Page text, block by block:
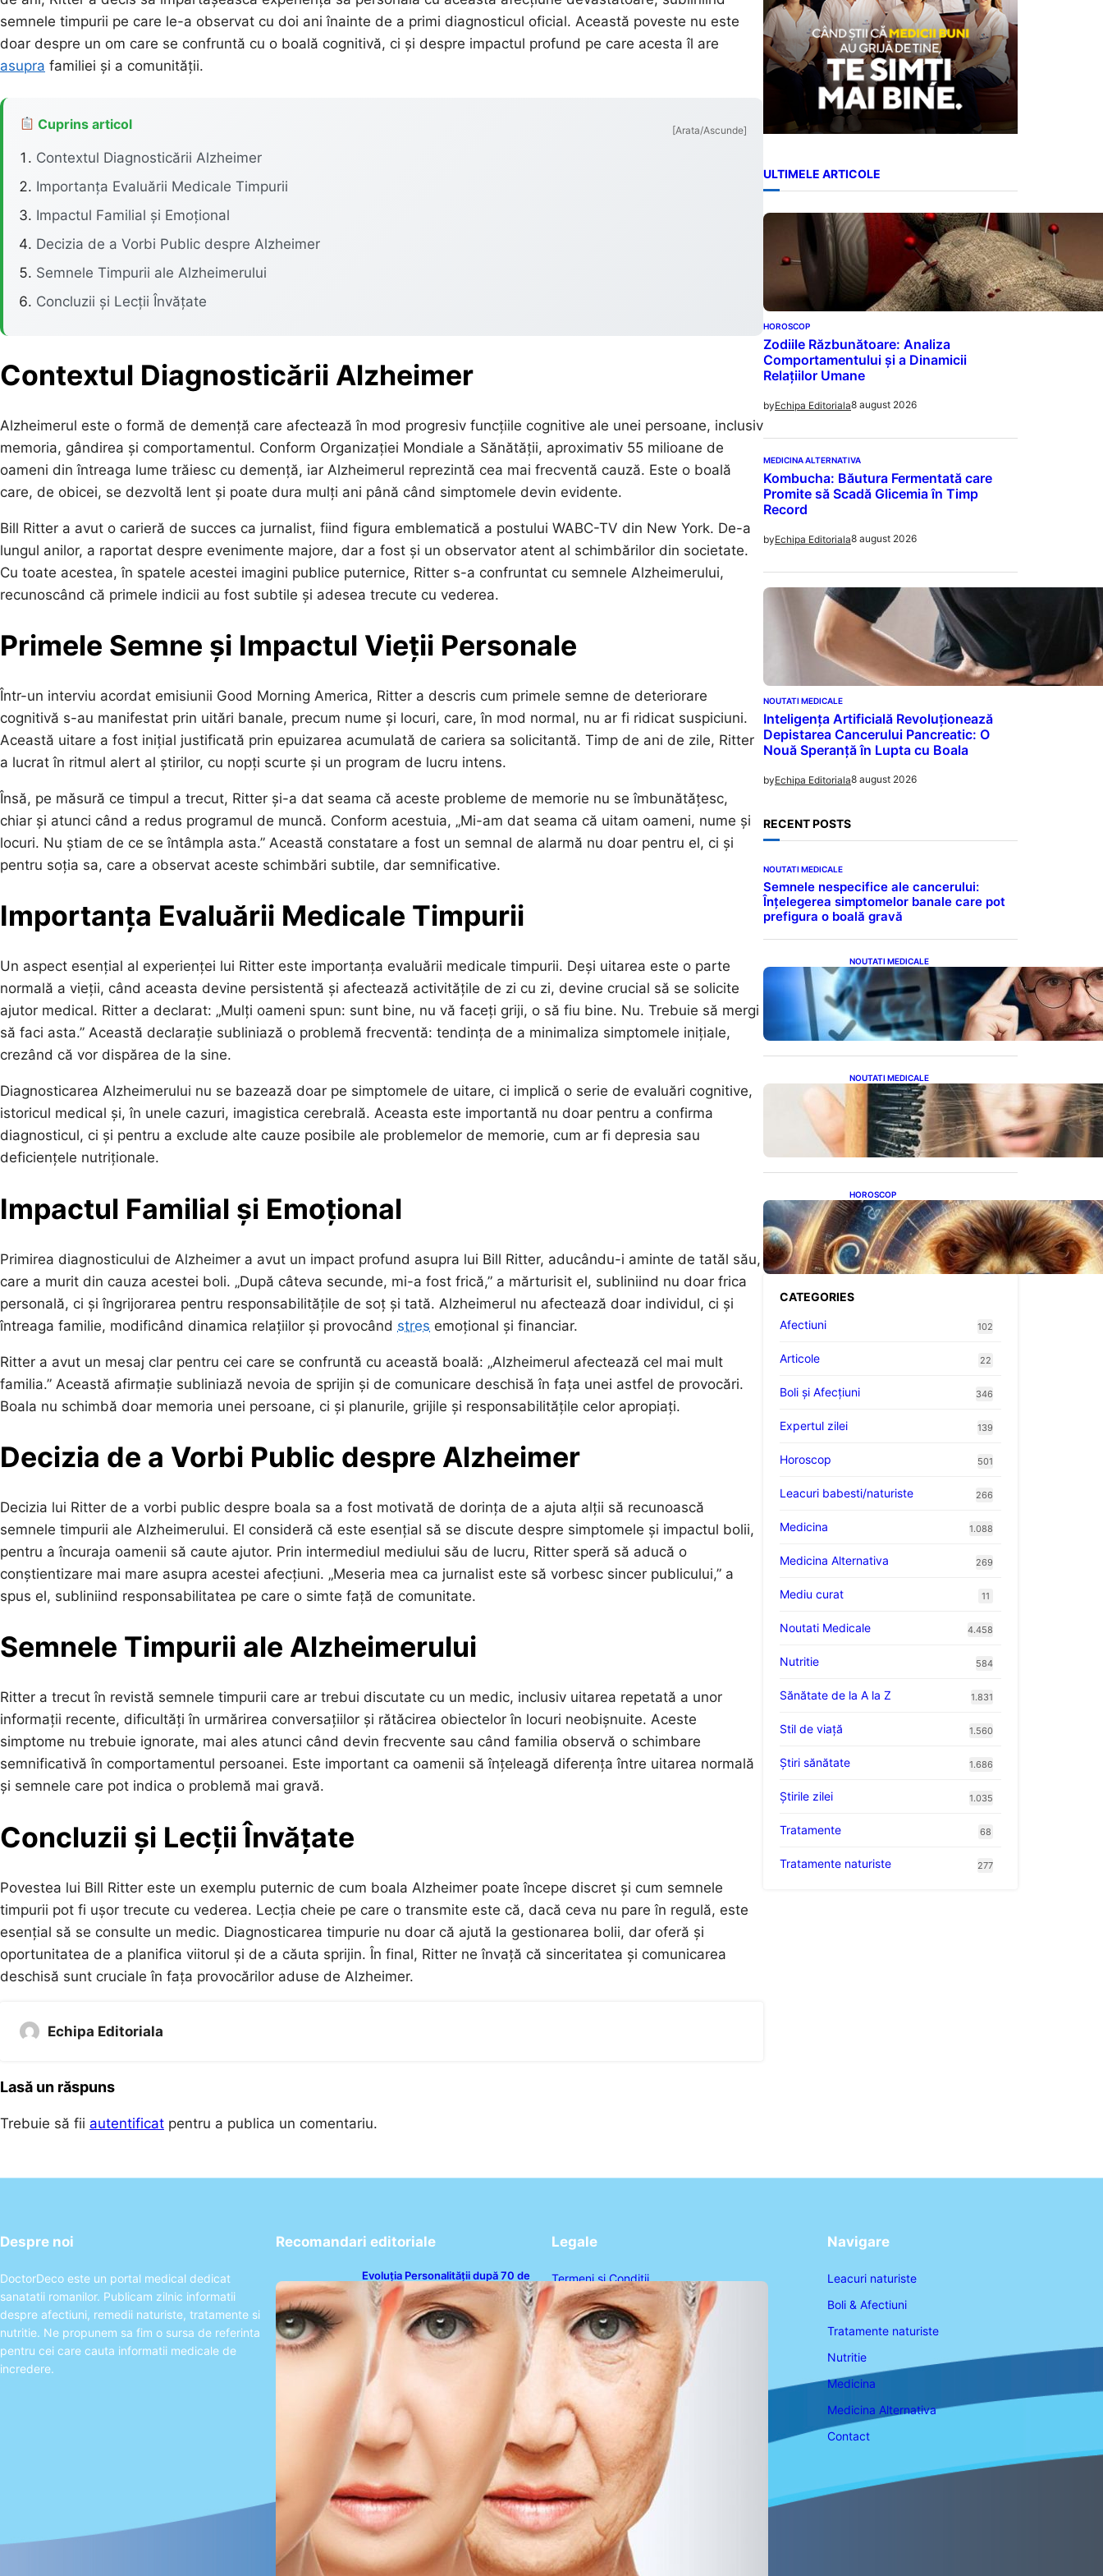
semnele timpurii pe care le-a observat cu doi ani înainte de a primi diagnosticul oficial. Această poveste nu este
doar despre un om care se confruntă cu o boală cognitivă, ci și despre impactul profund pe care acesta îl are
asupra familiei și a comunității.
Cuprins articol [Arata/Ascunde]
Contextul Diagnosticării Alzheimer
Importanța Evaluării Medicale Timpurii
Impactul Familial și Emoțional
Decizia de a Vorbi Public despre Alzheimer
Semnele Timpurii ale Alzheimerului
Concluzii și Lecții Învățate
Contextul Diagnosticării Alzheimer
Alzheimerul este o formă de demență care afectează în mod progresiv funcțiile cognitive ale unei persoane, inclusiv
memoria, gândirea și comportamentul. Conform Organizației Mondiale a Sănătății, aproximativ 55 milioane de
oameni din întreaga lume trăiesc cu demență, iar Alzheimerul reprezintă cea mai frecventă cauză. Este o boală
care, de obicei, se dezvoltă lent și poate dura mulți ani până când simptomele devin evidente.
Bill Ritter a avut o carieră de succes ca jurnalist, fiind figura emblematică a postului WABC-TV din New York. De-a
lungul anilor, a raportat despre evenimente majore, dar a fost și un observator atent al schimbărilor din societate.
Cu toate acestea, în spatele acestei imagini publice puternice, Ritter s-a confruntat cu semnele Alzheimerului,
recunoscând că primele indicii au fost subtile și adesea trecute cu vederea.
Primele Semne și Impactul Vieții Personale
Într-un interviu acordat emisiunii Good Morning America, Ritter a descris cum primele semne de deteriorare
cognitivă s-au manifestat prin uitări banale, precum nume și locuri, care, în mod normal, nu ar fi ridicat suspiciuni.
Această uitare a fost inițial justificată prin epuizarea acumulată de cariera sa solicitantă. Timp de ani de zile, Ritter
a lucrat în ritmul alert al știrilor, cu nopți scurte și un program de lucru intens.
Însă, pe măsură ce timpul a trecut, Ritter și-a dat seama că aceste probleme de memorie nu se îmbunătățesc,
chiar și atunci când a redus programul de muncă. Conform acestuia, „Mi-am dat seama că uitam oameni, nume și
locuri. Nu știam de ce se întâmpla asta.” Această constatare a fost un semnal de alarmă nu doar pentru el, ci și
pentru soția sa, care a observat aceste schimbări subtile, dar semnificative.
Importanța Evaluării Medicale Timpurii
Un aspect esențial al experienței lui Ritter este importanța evaluării medicale timpurii. Deși uitarea este o parte
normală a vieții, când aceasta devine persistentă și afectează activitățile de zi cu zi, devine crucial să se solicite
ajutor medical. Ritter a declarat: „Mulți oameni spun: sunt bine, nu vă faceți griji, o să fiu bine. Nu. Trebuie să mergi
să faci asta.” Această declarație subliniază o problemă frecventă: tendința de a minimaliza simptomele inițiale,
crezând că vor dispărea de la sine.
Diagnosticarea Alzheimerului nu se bazează doar pe simptomele de uitare, ci implică o serie de evaluări cognitive,
istoricul medical și, în unele cazuri, imagistica cerebrală. Aceasta este importantă nu doar pentru a confirma
diagnosticul, ci și pentru a exclude alte cauze posibile ale problemelor de memorie, cum ar fi depresia sau
deficiențele nutriționale.
Impactul Familial și Emoțional
Primirea diagnosticului de Alzheimer a avut un impact profund asupra lui Bill Ritter, aducându-i aminte de tatăl său,
care a murit din cauza acestei boli. „După câteva secunde, mi-a fost frică,” a mărturisit el, subliniind nu doar frica
personală, ci și îngrijorarea pentru responsabilitățile de soț și tată. Alzheimerul nu afectează doar individul, ci și
întreaga familie, modificând dinamica relațiilor și provocând stres emoțional și financiar.
Ritter a avut un mesaj clar pentru cei care se confruntă cu această boală: „Alzheimerul afectează cel mai mult
familia.” Această afirmație subliniază nevoia de sprijin și de comunicare deschisă în fața unei astfel de provocări.
Boala nu schimbă doar memoria unei persoane, ci și planurile, grijile și responsabilitățile celor apropiați.
Decizia de a Vorbi Public despre Alzheimer
Decizia lui Ritter de a vorbi public despre boala sa a fost motivată de dorința de a ajuta alții să recunoască
semnele timpurii ale Alzheimerului. El consideră că este esențial să se discute despre simptomele și impactul bolii,
pentru a încuraja oamenii să caute ajutor. Prin intermediul mediului său de lucru, Ritter speră să aducă o
conștientizare mai mare asupra acestei afecțiuni. „Meseria mea ca jurnalist este să vorbesc sincer publicului,” a
spus el, subliniind responsabilitatea pe care o simte față de comunitate.
Semnele Timpurii ale Alzheimerului
Ritter a trecut în revistă semnele timpurii care ar trebui discutate cu un medic, inclusiv uitarea repetată a unor
informații recente, dificultăți în urmărirea conversațiilor și rătăcirea obiectelor în locuri neobișnuite. Aceste
simptome nu trebuie ignorate, mai ales atunci când devin frecvente sau când familia observă o schimbare
semnificativă în comportamentul persoanei. Este important ca oamenii să înțeleagă diferența între uitarea normală
și semnele care pot indica o problemă mai gravă.
Concluzii și Lecții Învățate
Povestea lui Bill Ritter este un exemplu puternic de cum boala Alzheimer poate începe discret și cum semnele
timpurii pot fi ușor trecute cu vederea. Lecția cheie pe care o transmite este că, dacă ceva nu pare în regulă, este
esențial să se consulte un medic. Diagnosticarea timpurie nu doar că ajută la gestionarea bolii, dar oferă și
oportunitatea de a planifica viitorul și de a căuta sprijin. În final, Ritter ne învață că sinceritatea și comunicarea
deschisă sunt cruciale în fața provocărilor aduse de Alzheimer.
Echipa Editoriala
Lasă un răspuns
Trebuie să fii autentificat pentru a publica un comentariu.
ULTIMELE ARTICOLE
HOROSCOP
Zodiile Răzbunătoare: Analiza
Comportamentului și a Dinamicii
Relațiilor Umane
byEchipa Editoriala8 august 2026
MEDICINA ALTERNATIVA
Kombucha: Băutura Fermentată care
Promite să Scadă Glicemia în Timp
Record
byEchipa Editoriala8 august 2026
NOUTATI MEDICALE
Inteligența Artificială Revoluționează
Depistarea Cancerului Pancreatic: O
Nouă Speranță în Lupta cu Boala
byEchipa Editoriala8 august 2026
RECENT POSTS
NOUTATI MEDICALE
Semnele nespecifice ale cancerului:
Înțelegerea simptomelor banale care pot
prefigura o boală gravă
NOUTATI MEDICALE
Inteligența dincolo de note:
Semnele unui IQ ridicat
care nu țin de școală
NOUTATI MEDICALE
Semnele unei deficiențe de
proteine: Impactul asupra
sănătății tale
HOROSCOP
Portalul Leului 8/8:
Oportunități de Abundență
pentru Cinci Zodii în 2026
CATEGORIES
Afectiuni
102
Articole 22
Boli și Afecțiuni 346
Expertul zilei 139
Horoscop 501
Leacuri babesti/naturiste 266
Medicina 1.088
Medicina Alternativa 269
Mediu curat 11
Noutati Medicale 4.458
Nutritie 584
Sănătate de la A la Z 1.831
Stil de viaţă 1.560
Ştiri sănătate 1.686
Știrile zilei 1.035
Tratamente 68
Tratamente naturiste 277
Despre noi
DoctorDeco este un portal medical dedicat
sanatatii romanilor. Publicam zilnic informatii
despre afectiuni, remedii naturiste, tratamente si
nutritie. Ne propunem sa fim o sursa de referinta
pentru cei care cauta informatii medicale de
incredere.
Recomandari editoriale
Evoluția Personalității după 70 de
Ani: Ce Revelații Ne Oferă Studiile
Psihologice
Legale
Termeni și Condiții
Politica de Confidențialitate
Politica de Cookies
Disclaimer
Navigare
Leacuri naturiste
Boli & Afectiuni
Tratamente naturiste
Nutritie
Medicina
Medicina Alternativa
Contact